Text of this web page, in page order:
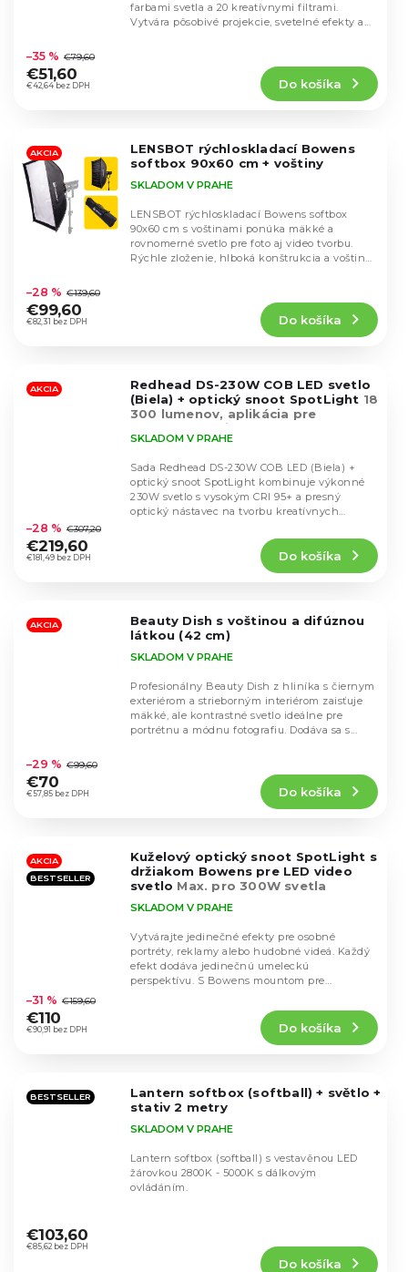
hodnotenie
produktu
je
hviezdičiek.
€42,64 bez DPH
–35 % €79,60
€51,60
Do košíka
farbami svetla a 20 kreatívnymi filtrami.
Vytvára pôsobivé projekcie, svetelné efekty a
AKCIA
LENSBOT rýchloskladací Bowens
softbox 90x60 cm + voštiny
hodnotenie
produktu
je
hviezdičiek.
SKLADOM V PRAHE
€82,31 bez DPH
–28 % €139,60
€99,60
Do košíka
LENSBOT rýchloskladací Bowens softbox
90x60 cm s voštinami ponúka mäkké a
rovnomerné svetlo pre foto aj video tvorbu.
Rýchle zloženie, hlboká konštrukcia a voštiny
AKCIA
Redhead DS-230W COB LED svetlo
(Biela) + optický snoot SpotLight 18
300 lumenov, aplikácia pre
smartfón, držiak Bowens
hodnotenie
produktu
je
hviezdičiek.
SKLADOM V PRAHE
€181,49 bez DPH
–28 % €307,20
€219,60
Do košíka
Sada Redhead DS-230W COB LED (Biela) +
optický snoot SpotLight kombinuje výkonné
230W svetlo s vysokým CRI 95+ a presný
optický nástavec na tvorbu kreatívnych
AKCIA
Beauty Dish s voštinou a difúznou
látkou (42 cm)
hodnotenie
produktu
je
hviezdičiek.
SKLADOM V PRAHE
€57,85 bez DPH
–29 % €99,60
€70
Do košíka
Profesionálny Beauty Dish z hliníka s čiernym
exteriérom a strieborným interiérom zaisťuje
mäkké, ale kontrastné svetlo ideálne pre
portrétnu a módnu fotografiu. Dodáva sa s...
AKCIA
BESTSELLER
Kuželový optický snoot SpotLight s
držiakom Bowens pre LED video
svetlo Max. pro 300W svetla
hodnotenie
produktu
je
hviezdičiek.
SKLADOM V PRAHE
€90,91 bez DPH
–31 % €159,60
€110
Do košíka
Vytvárajte jedinečné efekty pre osobné
portréty, reklamy alebo hudobné videá. Každý
efekt dodáva jedinečnú umeleckú
perspektívu. S Bowens mountom pre
BESTSELLER
Lantern softbox (softball) + světlo +
stativ 2 metry
hodnotenie
produktu
SKLADOM V PRAHE
€85,62 bez DPH
€103,60
Do košíka
Lantern softbox (softball) s vestavěnou LED
žárovkou 2800K - 5000K s dálkovým
ovládáním.